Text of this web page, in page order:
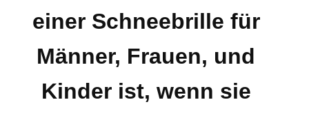
einer Schneebrille für
Männer, Frauen, und
Kinder ist, wenn sie